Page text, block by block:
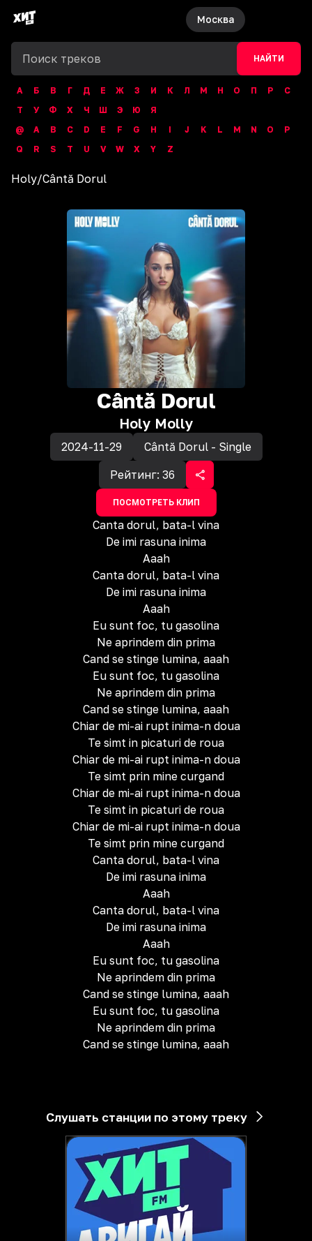
Москва
НАЙТИ
А Б В Г Д Е Ж З И К Л М Н О П Р
С
Т
У Ф Х Ч Ш Э Ю
Я
@
A B C D E F G H I J K L M N O
P
Q
R S T U V W X Y Z
Holy/Cântă Dorul
Cântă Dorul
Holy Molly
2024-11-29
Cântă Dorul - Single
Рейтинг: 36
ПОСМОТРЕТЬ КЛИП
Canta dorul, bata-l vina
De imi rasuna inima
Aaah
Canta dorul, bata-l vina
De imi rasuna inima
Aaah
Eu sunt foc, tu gasolina
Ne aprindem din prima
Cand se stinge lumina, aaah
Eu sunt foc, tu gasolina
Ne aprindem din prima
Cand se stinge lumina, aaah
Chiar de mi-ai rupt inima-n doua
Te simt in picaturi de roua
Chiar de mi-ai rupt inima-n doua
Te simt prin mine curgand
Chiar de mi-ai rupt inima-n doua
Te simt in picaturi de roua
Chiar de mi-ai rupt inima-n doua
Te simt prin mine curgand
Canta dorul, bata-l vina
De imi rasuna inima
Aaah
Canta dorul, bata-l vina
De imi rasuna inima
Aaah
Eu sunt foc, tu gasolina
Ne aprindem din prima
Cand se stinge lumina, aaah
Eu sunt foc, tu gasolina
Ne aprindem din prima
Cand se stinge lumina, aaah
Слушать станции по этому треку